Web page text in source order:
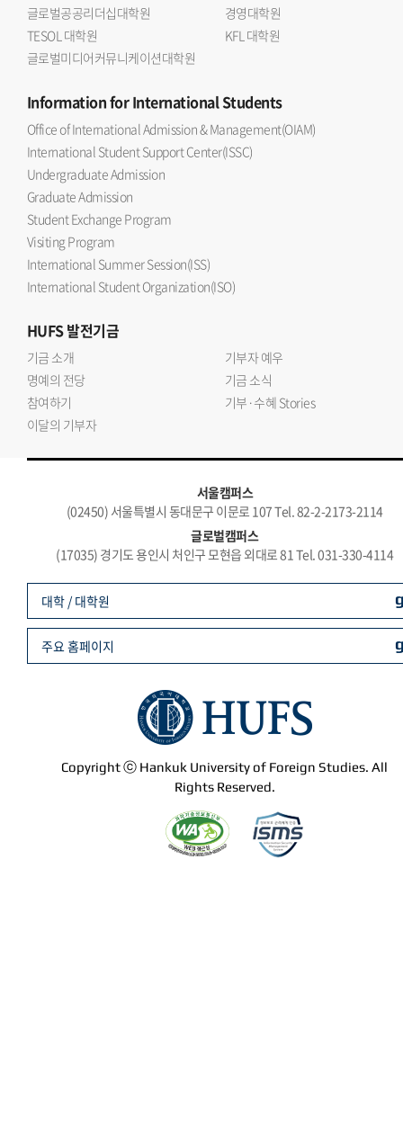
글로벌공공리더십대학원
경영대학원
TESOL 대학원
KFL 대학원
글로벌미디어커뮤니케이션대학원
Informationfor International Students
Office of International Admission & Management(OIAM)
International Student Support Center(ISSC)
Undergraduate Admission
Graduate Admission
Student Exchange Program
Visiting Program
International Summer Session(ISS)
International Student Organization(ISO)
HUFS발전기금
기금 소개
기부자 예우
명예의 전당
기금 소식
참여하기
기부·수혜 Stories
이달의 기부자
서울캠퍼스
(02450) 서울특별시 동대문구 이문로 107 Tel. 82-2-2173-2114
글로벌캠퍼스
(17035) 경기도 용인시 처인구 모현읍 외대로 81 Tel. 031-330-4114
Copyright ⓒ Hankuk University of Foreign Studies. All
Rights Reserved.
대학 / 대학원
주요 홈페이지